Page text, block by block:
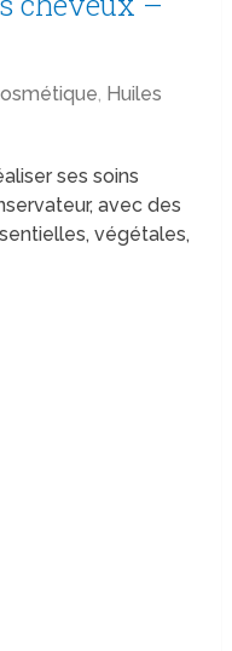
, Huiles
ses soins
avec des
végétales,